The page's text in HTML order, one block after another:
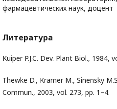
фармацевтических наук, доцент
Литература
Kuiper P.J.C. Dev. Plant Biol., 1984,
Thewke D., Kramer M., Sinensky
Commun., 2003, vol. 273, pp. 1–4.